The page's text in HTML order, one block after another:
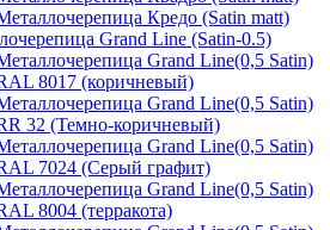
Кредо (Satin matt)
Grand Line (Satin-0.5)
Grand Line(0,5 Satin)
8017 (коричневый)
Grand Line(0,5 Satin)
32 (Темно-коричневый)
Grand Line(0,5 Satin)
7024 (Серый графит)
Grand Line(0,5 Satin)
8004 (терракота)